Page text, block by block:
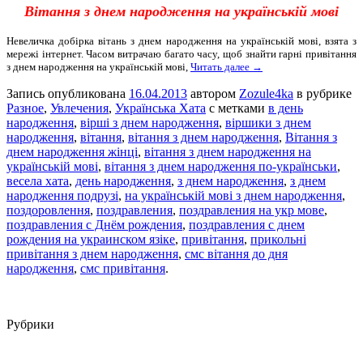
Вітання з днем народження на українській мові
Невеличка добірка вітань з днем народження на українській мові, взята з
мережі інтернет. Часом витрачаю багато часу, щоб знайти гарні привітання
з днем народження на українській мові, Читать далее →
Запись опубликована 16.04.2013 автором Zozule4ka в рубрике
Разное, Увлечения, Українська Хата с метками в день
народження, вірші з днем народження, віршики з днем
народження, вітання, вітання з днем народження, Вітання з
днем народження жінці, вітання з днем народження на
українській мові, вітання з днем народження по-українськи,
весела хата, день народження, з днем народження, з днем
народження подрузі, на українській мові з днем народження,
поздоровлення, поздравления, поздравления на укр мове,
поздравления с Днём рождения, поздравления с днем
рождения на украинском язіке, привітання, прикольні
привітання з днем народження, смс вітання до дня
народження, смс привітання.
Рубрики